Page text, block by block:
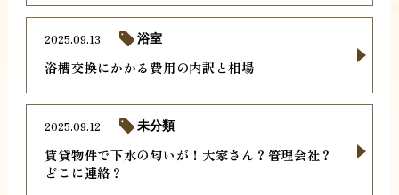
浴槽交換にかかる費用の内訳と相場
2025.09.13 浴室
賃貸物件で下水の匂いが！大家さん？管理会社？
どこに連絡？
2025.09.12 未分類